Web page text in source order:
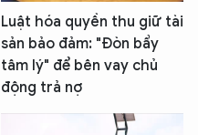
Luật hóa quyền thu giữ tài
sản bảo đảm: "Đòn bẩy
tâm lý" để bên vay chủ
động trả nợ